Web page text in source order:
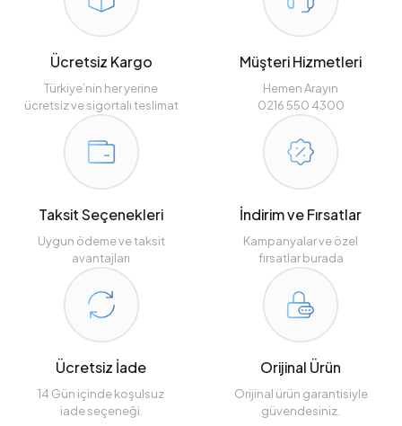
Ücretsiz Kargo
Türkiye’nin her yerine
ücretsiz ve sigortalı teslimat
Müşteri Hizmetleri
Hemen Arayın
0216 550 4300
Taksit Seçenekleri
Uygun ödeme ve taksit
avantajları
İndirim ve Fırsatlar
Kampanyalar ve özel
fırsatlar burada
Ücretsiz İade
14 Gün içinde koşulsuz
iade seçeneği.
Orijinal Ürün
Orijinal ürün garantisiyle
güvendesiniz.